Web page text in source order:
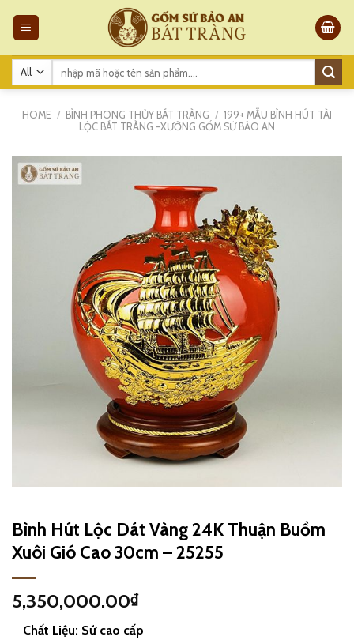
Search
HOME / BÌNH PHONG THỦY BÁT TRÀNG / 199+ MẪU BÌNH HÚT TÀI
LỘC BÁT TRÀNG -XƯỞNG GỐM SỨ BẢO AN
Bình Hút Lộc Dát Vàng 24K Thuận Buồm
Xuôi Gió Cao 30cm – 25255
5,350,000.00₫
Chất Liệu: Sứ cao cấp